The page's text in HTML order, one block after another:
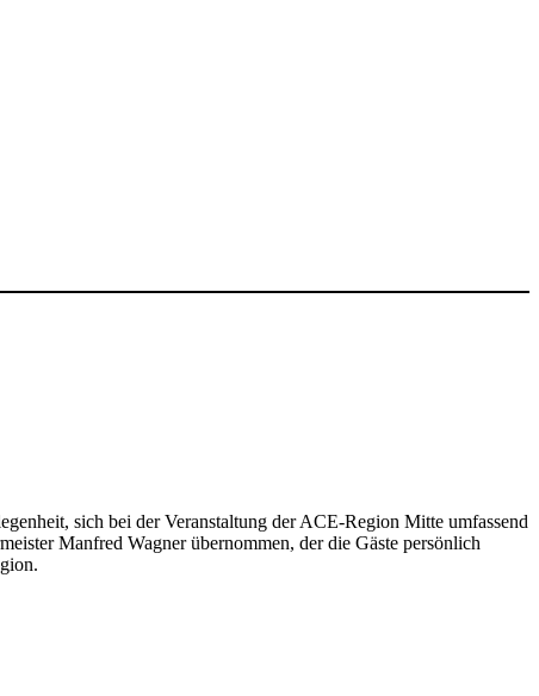
sich bei der Veran­stal­tung der ACE-Region Mitte umfas­send
Manfred Wagner über­nommen, der die Gäste persön­lich